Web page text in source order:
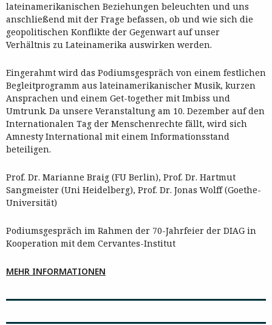
lateinamerikanischen Beziehungen beleuchten und uns
anschließend mit der Frage befassen, ob und wie sich die
geopolitischen Konflikte der Gegenwart auf unser
Verhältnis zu Lateinamerika auswirken werden.
Eingerahmt wird das Podiumsgespräch von einem festlichen
Begleitprogramm aus lateinamerikanischer Musik, kurzen
Ansprachen und einem Get-together mit Imbiss und
Umtrunk. Da unsere Veranstaltung am 10. Dezember auf den
Internationalen Tag der Menschenrechte fällt, wird sich
Amnesty International mit einem Informationsstand
beteiligen.
Prof. Dr. Marianne Braig (FU Berlin), Prof. Dr. Hartmut
Sangmeister (Uni Heidelberg), Prof. Dr. Jonas Wolff (Goethe-
Universität)
Podiumsgespräch im Rahmen der 70-Jahrfeier der DIAG in
Kooperation mit dem Cervantes-Institut
MEHR INFORMATIONEN